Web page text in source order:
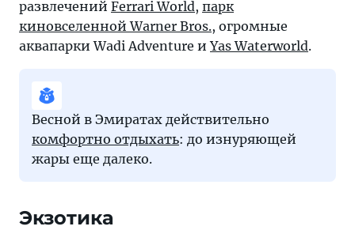
развлечений Ferrari World, парк
киновселенной Warner Bros., огромные
аквапарки Wadi Adventure иYas Waterworld.
Весной в Эмиратах действительно
комфортно отдыхать: до изнуряющей
жары еще далеко.
Экзотика